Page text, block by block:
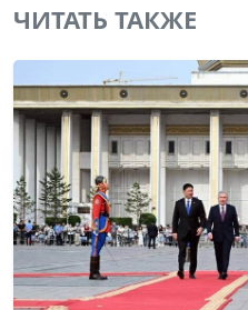
ЧИТАТЬ ТАКЖЕ